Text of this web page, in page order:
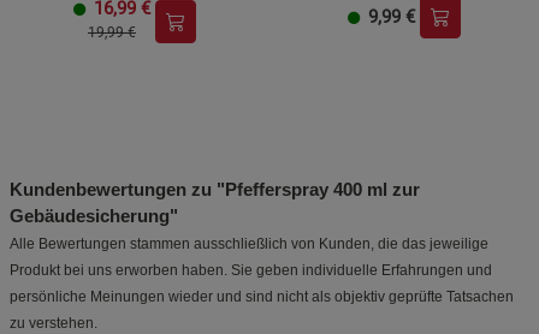
16,99 €
19,99 €
9,99 €
Kundenbewertungen zu "Pfefferspray 400 ml zur
Gebäudesicherung"
Alle Bewertungen stammen ausschließlich von Kunden, die das jeweilige
Produkt bei uns erworben haben. Sie geben individuelle Erfahrungen und
persönliche Meinungen wieder und sind nicht als objektiv geprüfte Tatsachen
zu verstehen.